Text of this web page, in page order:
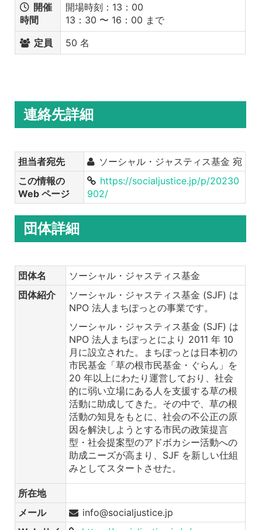
開催
時間
開場時刻：13：00
13：30 〜 16：00 まで
定員
50 名
連絡先詳細
担当者宛先
ソーシャル・ジャスティス基金 宛
この情報の
Web ページ
https://socialjustice.jp/p/20230
902/
団体詳細
団体名
ソーシャル・ジャスティス基金
団体紹介
ソーシャル・ジャスティス基金 (SJF) は
NPO 法人まちぽっとの事業です。
ソーシャル・ジャスティス基金 (SJF) は
NPO 法人まちぽっとにより 2011 年 10
月に設立された。まちぽっとは日本初の
市民基金「草の根市民基金・ぐらん」を
20 年以上にわたり運営しており、社会
的に弱い立場にある人を支援する草の根
活動に助成してきた。その中で、草の根
活動の知見をもとに、社会の不公正の原
因を解決しようとする市民の政策提言
型・社会提案型のアドボカシー活動への
助成ニーズが高まり、SJF を新しい仕組
みとしてスタートさせた。
所在地
メール
info@socialjustice.jp